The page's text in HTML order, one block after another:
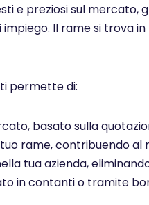
e preziosi sul
Il rame si trova
permette di:
basato sulla
rame, contribuendo al
tua azienda,
in contanti o tramite